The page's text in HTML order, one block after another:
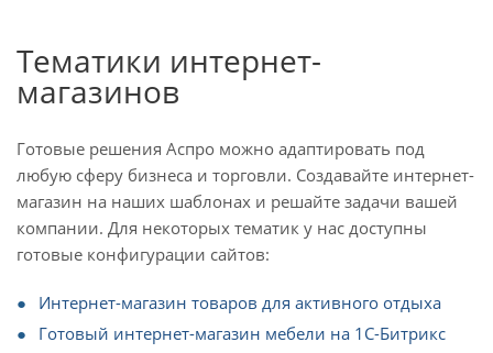
Тематики интернет-
магазинов
Готовые решения Аспро можно адаптировать под
любую сферу бизнеса и торговли. Создавайте интернет-
магазин на наших шаблонах и решайте задачи вашей
компании. Для некоторых тематик у нас доступны
готовые конфигурации сайтов:
Интернет-магазин товаров для активного отдыха
Готовый интернет-магазин мебели на 1С-Битрикс